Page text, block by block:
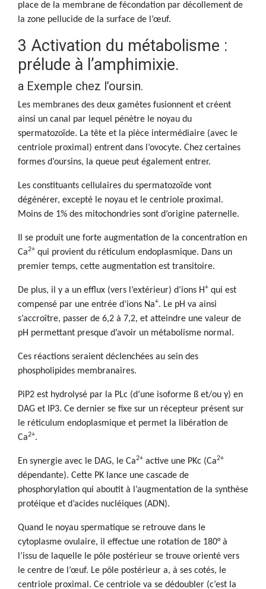
place de la membrane de fécondation par décollement de
la zone pellucide de la surface de l’œuf.
3 Activation du métabolisme :
prélude à l’amphimixie.
a Exemple chez l’oursin.
Les membranes des deux gamètes fusionnent et créent
ainsi un canal par lequel pénètre le noyau du
spermatozoïde. La tête et la pièce intermédiaire (avec le
centriole proximal) entrent dans l’ovocyte. Chez certaines
formes d’oursins, la queue peut également entrer.
Les constituants cellulaires du spermatozoïde vont
dégénérer, excepté le noyau et le centriole proximal.
Moins de 1% des mitochondries sont d’origine paternelle.
Il se produit une forte augmentation de la concentration en
Ca2+ qui provient du réticulum endoplasmique. Dans un
premier temps, cette augmentation est transitoire.
De plus, il y a un efflux (vers l’extérieur) d’ions H+ qui est
compensé par une entrée d’ions Na+. Le pH va ainsi
s’accroître, passer de 6,2 à 7,2, et atteindre une valeur de
pH permettant presque d’avoir un métabolisme normal.
Ces réactions seraient déclenchées au sein des
phospholipides membranaires.
PiP2 est hydrolysé par la PLc (d’une isoforme ß et/ou γ) en
DAG et IP3. Ce dernier se fixe sur un récepteur présent sur
le réticulum endoplasmique et permet la libération de
Ca2+.
En synergie avec le DAG, le Ca2+ active une PKc (Ca2+
dépendante). Cette PK lance une cascade de
phosphorylation qui aboutit à l’augmentation de la synthèse
protéique et d’acides nucléiques (ADN).
Quand le noyau spermatique se retrouve dans le
cytoplasme ovulaire, il effectue une rotation de 180° à
l’issu de laquelle le pôle postérieur se trouve orienté vers
le centre de l’œuf. Le pôle postérieur a, à ses cotés, le
centriole proximal. Ce centriole va se dédoubler (c’est la